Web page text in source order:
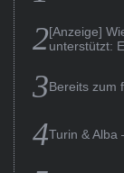
[Anzeige]
unterstützt:
Bereits zum
Turin & Alba